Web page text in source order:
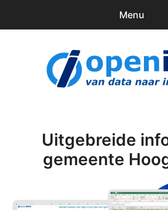
Menu
Downloads
Uitgebreide
gemeente